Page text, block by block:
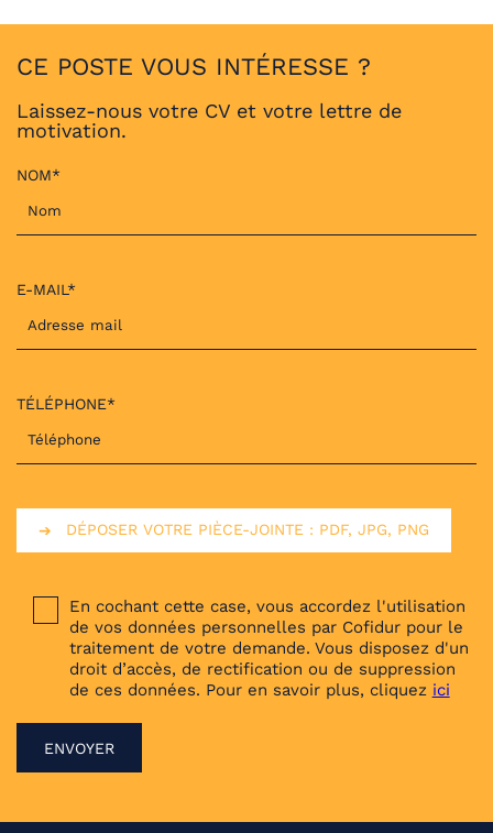
CE POSTE VOUS INTÉRESSE ?
Laissez-nous votre CV et votre lettre de
motivation.
NOM*
E-MAIL*
TÉLÉPHONE*
DÉPOSER VOTRE PIÈCE-JOINTE : PDF, JPG, PNG
En cochant cette case, vous accordez l'utilisation
de vos données personnelles par Cofidur pour le
traitement de votre demande. Vous disposez d'un
droit d’accès, de rectification ou de suppression
de ces données. Pour en savoir plus, cliquez ici